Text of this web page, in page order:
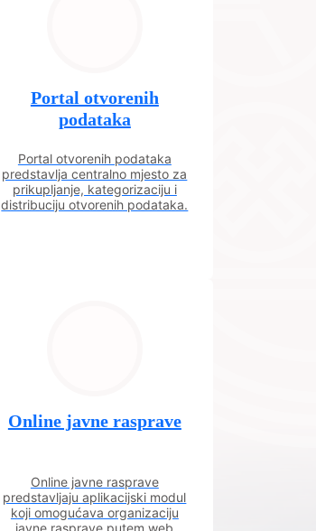
Portal otvorenih
podataka
Portal otvorenih podataka
predstavlja centralno mjesto za
prikupljanje, kategorizaciju i
distribuciju otvorenih podataka.
Online javne rasprave
Online javne rasprave
predstavljaju aplikacijski modul
koji omogućava organizaciju
javne rasprave putem web